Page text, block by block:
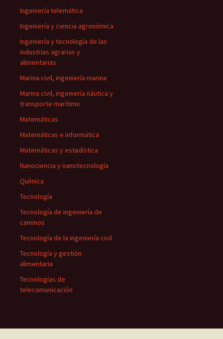
Ingeniería telemática
Ingeniería y ciencia agronómica
Ingeniería y tecnología de las
industrias agrarias y
alimentarias
Marina civil, ingeniería marina
Marina civil, ingeniería náutica y
transporte marítimo
Matemáticas
Matemáticas e informática
Matemáticas y estadística
Nanociencia y nanotecnología
Química
Tecnología
Tecnología de ingeniería de
caminos
Tecnología de la ingeniería civil
Tecnología y gestión
alimentaria
Tecnologías de
telecomunicación